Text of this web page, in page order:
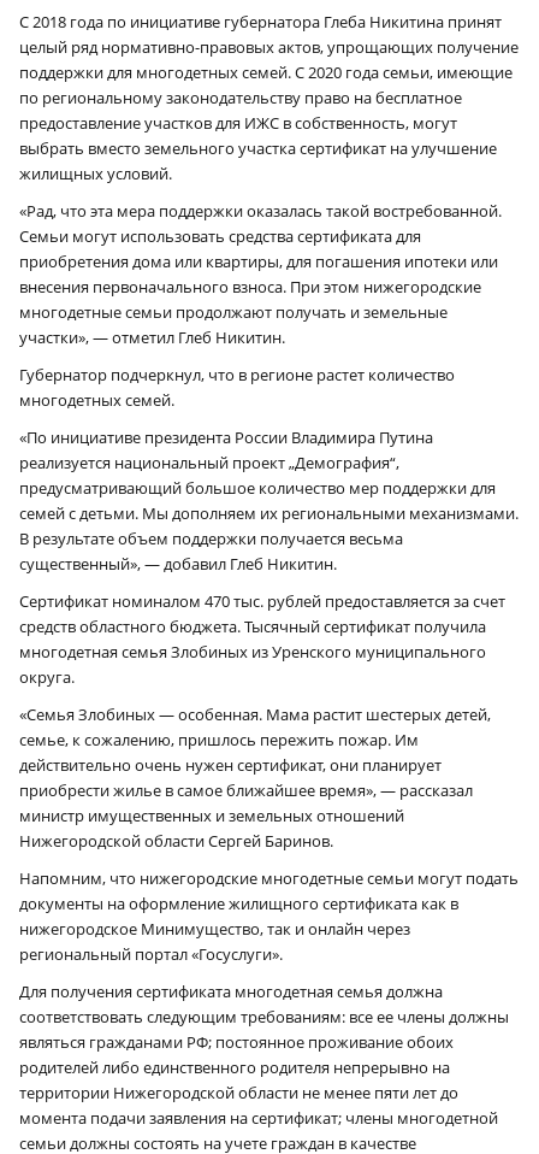
С 2018 года по инициативе губернатора Глеба Никитина принят
целый ряд нормативно-правовых актов, упрощающих получение
поддержки для многодетных семей. С 2020 года семьи, имеющие
по региональному законодательству право на бесплатное
предоставление участков для ИЖС в собственность, могут
выбрать вместо земельного участка сертификат на улучшение
жилищных условий.
«Рад, что эта мера поддержки оказалась такой востребованной.
Семьи могут использовать средства сертификата для
приобретения дома или квартиры, для погашения ипотеки или
внесения первоначального взноса. При этом нижегородские
многодетные семьи продолжают получать и земельные
участки», — отметил Глеб Никитин.
Губернатор подчеркнул, что в регионе растет количество
многодетных семей.
«По инициативе президента России Владимира Путина
реализуется национальный проект „Демография“,
предусматривающий большое количество мер поддержки для
семей с детьми. Мы дополняем их региональными механизмами.
В результате объем поддержки получается весьма
существенный», — добавил Глеб Никитин.
Сертификат номиналом 470 тыс. рублей предоставляется за счет
средств областного бюджета. Тысячный сертификат получила
многодетная семья Злобиных из Уренского муниципального
округа.
«Семья Злобиных — особенная. Мама растит шестерых детей,
семье, к сожалению, пришлось пережить пожар. Им
действительно очень нужен сертификат, они планирует
приобрести жилье в самое ближайшее время», — рассказал
министр имущественных и земельных отношений
Нижегородской области Сергей Баринов.
Напомним, что нижегородские многодетные семьи могут подать
документы на оформление жилищного сертификата как в
нижегородское Минимущество, так и онлайн через
региональный портал «Госуслуги».
Для получения сертификата многодетная семья должна
соответствовать следующим требованиям: все ее члены должны
являться гражданами РФ; постоянное проживание обоих
родителей либо единственного родителя непрерывно на
территории Нижегородской области не менее пяти лет до
момента подачи заявления на сертификат; члены многодетной
семьи должны состоять на учете граждан в качестве